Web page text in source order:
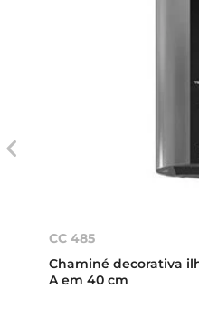
CC 485
Chaminé decorativa
A em 40 cm